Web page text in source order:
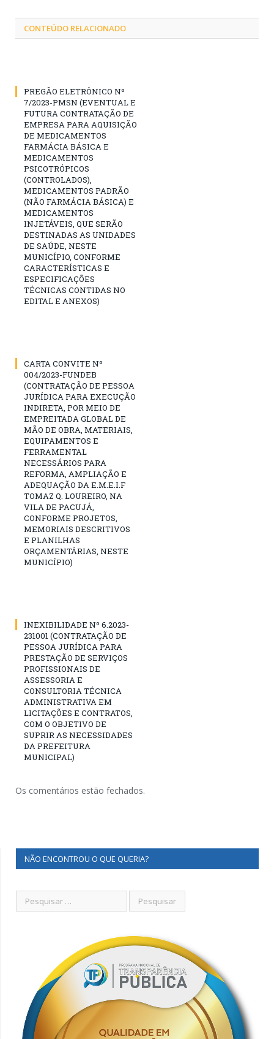
CONTEÚDO RELACIONADO
PREGÃO ELETRÔNICO Nº
7/2023-PMSN (EVENTUAL E
FUTURA CONTRATAÇÃO DE
EMPRESA PARA AQUISIÇÃO
DE MEDICAMENTOS
FARMÁCIA BÁSICA E
MEDICAMENTOS
PSICOTRÓPICOS
(CONTROLADOS),
MEDICAMENTOS PADRÃO
(NÃO FARMÁCIA BÁSICA) E
MEDICAMENTOS
INJETÁVEIS, QUE SERÃO
DESTINADAS AS UNIDADES
DE SAÚDE, NESTE
MUNICÍPIO, CONFORME
CARACTERÍSTICAS E
ESPECIFICAÇÕES
TÉCNICAS CONTIDAS NO
EDITAL E ANEXOS)
CARTA CONVITE Nº
004/2023-FUNDEB
(CONTRATAÇÃO DE PESSOA
JURÍDICA PARA EXECUÇÃO
INDIRETA, POR MEIO DE
EMPREITADA GLOBAL DE
MÃO DE OBRA, MATERIAIS,
EQUIPAMENTOS E
FERRAMENTAL
NECESSÁRIOS PARA
REFORMA, AMPLIAÇÃO E
ADEQUAÇÃO DA E.M.E.I.F
TOMAZ Q. LOUREIRO, NA
VILA DE PACUJÁ,
CONFORME PROJETOS,
MEMORIAIS DESCRITIVOS
E PLANILHAS
ORÇAMENTÁRIAS, NESTE
MUNICÍPIO)
INEXIBILIDADE Nº 6.2023-
231001 (CONTRATAÇÃO DE
PESSOA JURÍDICA PARA
PRESTAÇÃO DE SERVIÇOS
PROFISSIONAIS DE
ASSESSORIA E
CONSULTORIA TÉCNICA
ADMINISTRATIVA EM
LICITAÇÕES E CONTRATOS,
COM O OBJETIVO DE
SUPRIR AS NECESSIDADES
DA PREFEITURA
MUNICIPAL)
Os comentários estão fechados.
NÃO ENCONTROU O QUE QUERIA?